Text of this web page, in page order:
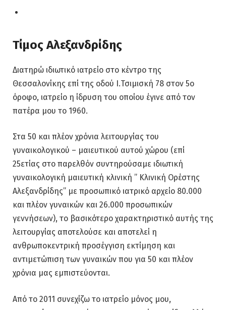
Τίμος Αλεξανδρίδης
Διατηρώ ιδιωτικό ιατρείο στο κέντρο της
Θεσσαλονίκης επί της οδού Ι.Τσιμισκή 78 στον 5ο
όροφο, ιατρείο η ίδρυση του οποίου έγινε από τον
πατέρα μου το 1960.
Στα 50 και πλέον χρόνια λειτουργίας του
γυναικολογικού – μαιευτικού αυτού χώρου (επί
25ετίας στο παρελθόν συντηρούσαμε ιδιωτική
γυναικολογική μαιευτική κλινική ” Κλινική Ορέστης
Αλεξανδρίδης” με προσωπικό ιατρικό αρχείο 80.000
και πλέον γυναικών και 26.000 προσωπικών
γεννήσεων), το βασικότερο χαρακτηριστικό αυτής της
λειτουργίας αποτελούσε και αποτελεί η
ανθρωποκεντρική προσέγγιση εκτίμηση και
αντιμετώπιση των γυναικών που για 50 και πλέον
χρόνια μας εμπιστεύονται.
Από το 2011 συνεχίζω το ιατρείο μόνος μου,